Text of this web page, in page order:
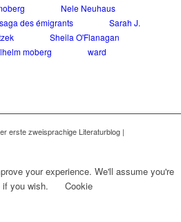
Nele Neuhaus
saga des émigrants
Sarah J.
Sheila O'Flanagan
moberg ward
erste zweisprachige Literaturblog |
your experience. We'll assume you're
you wish.
Cookie